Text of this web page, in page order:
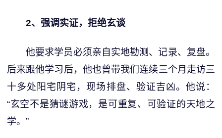
2、强调实证，拒绝玄谈
他要求学员必须亲自实地勘测、记录、复盘。
后来跟他学习后，他也曾带我们连续三个月走访三
十多处阳宅阴宅，现场排盘、验证吉凶。他说：
“玄空不是猜谜游戏，是可重复、可验证的天地之
学。”